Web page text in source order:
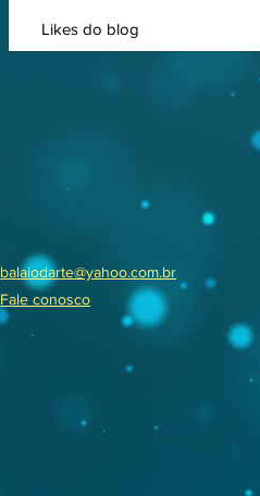
Likes do blog
balaiodarte@yahoo.com.br​
Fale conosco